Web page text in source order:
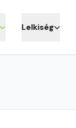
Lelkiség